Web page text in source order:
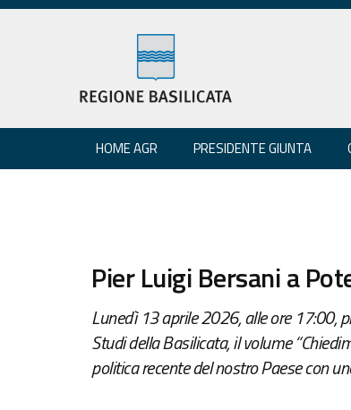
HOME AGR PRESIDENTE GIUNTA
Pier Luigi Bersani a
Lunedì 13 aprile 2026, alle ore 17:00,
Studi della Basilicata, il volume
politica recente del nostro Paese con